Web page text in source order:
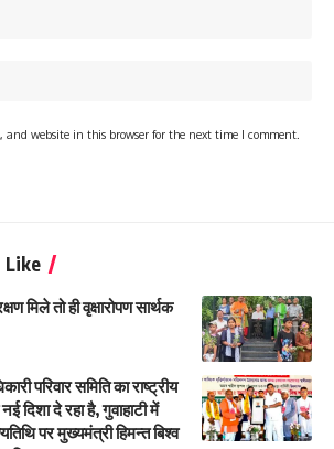
and website in this browser for the next time I comment.
Like
मिले तो ही वृक्षारोपण सार्थक
परिवार समिति का राष्ट्रीय
दिशा दे रहा है, गुवाहाटी में
पर मुख्यमंत्री हिमन्त बिश्व